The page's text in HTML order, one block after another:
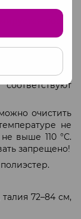
после
не вызывает
так как
очистить
не
выше 110 °С.
запрещено!
72–84 см,